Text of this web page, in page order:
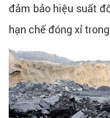
đảm bảo hiệu suất
hạn chế đóng xỉ